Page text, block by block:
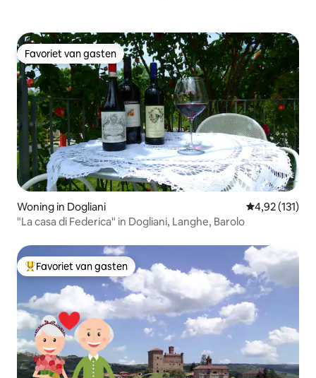
Favoriet van gasten
Favoriet van gasten
Woning in Dogliani Gemiddelde
4,92 (131)
"La casa di Federica" in Dogliani, Langhe, Barolo
Topfavoriet van gasten
Favoriet van gasten